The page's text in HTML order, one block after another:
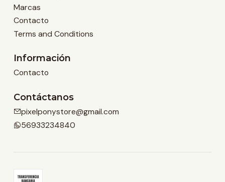
Marcas
Contacto
Terms and Conditions
Información
Contacto
Contáctanos
pixelponystore@gmail.com
56933234840